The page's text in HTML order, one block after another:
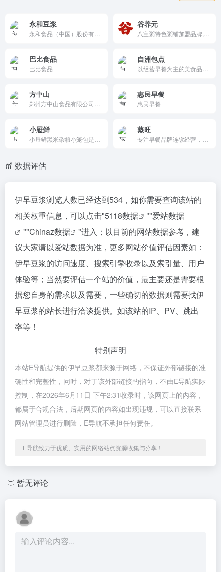
永和豆浆 谷养元
巴比食品
巴比食品
自洲包点
方中山 惠民早餐
惠民早餐
小屉鲜 蒸旺
数据评估
伊早豆浆浏览人数已经达到534，如你需要查询该站的
相关权重信息，可以点击"5118数据 ""爱站数据
""Chinaz数据
"进入；以目前的网站数据参考，建
议大家请以爱站数据为准，更多网站价值评估因素如：
伊早豆浆的访问速度、搜索引擎收录以及索引量、用户
体验等；当然要评估一个站的价值，最主要还是需要根
据您自身的需求以及需要，一些确切的数据则需要找伊
早豆浆的站长进行洽谈提供。如该站的IP、PV、跳出
率等！
特别声明
本站E导航提供的伊早豆浆都来源于网络，不保证外部链接的准
确性和完整性，同时，对于该外部链接的指向，不由E导航实际
控制，在2026年6月11日 下午2:31收录时，该网页上的内容，
都属于合规合法，后期网页的内容如出现违规，可以直接联系
网站管理员进行删除，E导航不承担任何责任。
E导航致力于优质、实用的网络站点资源收集与分享！
暂无评论